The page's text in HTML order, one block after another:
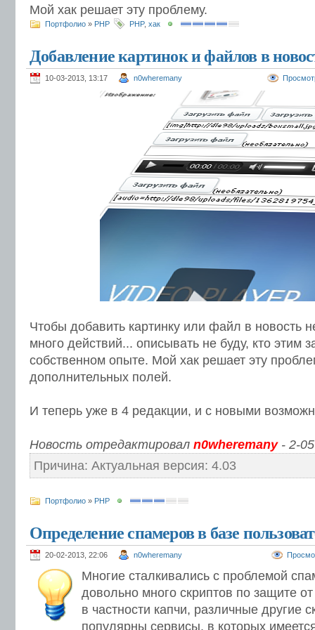
Мой хак решает эту проблему.
Портфолио » PHP PHP, хак
Добавление картинок и файлов в
10-03-2013, 13:17 n0wheremany
Чтобы добавить картинку или файл в новость
много действий... описывать не буду, кто этим
собственном опыте. Мой хак решает эту
дополнительных полей.
И теперь уже в 4 редакции, и с новыми
Новость отредактировал n0wheremany- 2-
Причина: Актуальная версия: 4.03
Портфолио » PHP
Определение спамеров в базе
20-02-2013, 22:06 n0wheremany
Многие сталкивались с проблемой
довольно много скриптов по защите
в частности капчи, различные другие
популярны сервисы, в которых